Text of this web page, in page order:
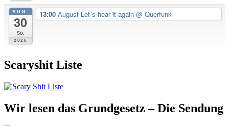
AUG.
30
So.
2026
13:00 August Let´s hear it again @ Querfunk
Scaryshit Liste
Wir lesen das Grundgesetz – Die Sendung